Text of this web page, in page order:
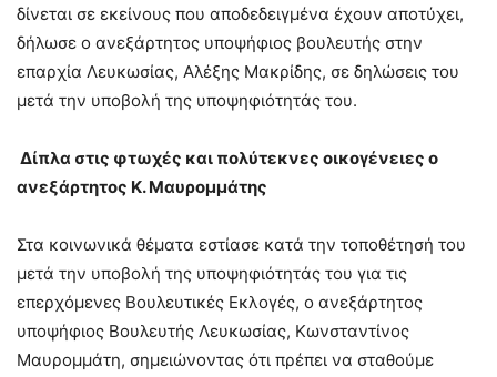
δίνεται σε εκείνους που αποδεδειγμένα έχουν αποτύχει,
δήλωσε ο ανεξάρτητος υποψήφιος βουλευτής στην
επαρχία Λευκωσίας, Αλέξης Μακρίδης, σε δηλώσεις του
μετά την υποβολή της υποψηφιότητάς του.
Δίπλα στις φτωχές και πολύτεκνες οικογένειες ο
ανεξάρτητος Κ. Μαυρομμάτης
Στα κοινωνικά θέματα εστίασε κατά την τοποθέτησή του
μετά την υποβολή της υποψηφιότητάς του για τις
επερχόμενες Βουλευτικές Εκλογές, ο ανεξάρτητος
υποψήφιος Βουλευτής Λευκωσίας, Κωνσταντίνος
Μαυρομμάτη, σημειώνοντας ότι πρέπει να σταθούμε